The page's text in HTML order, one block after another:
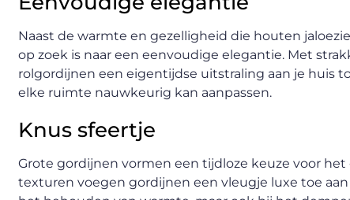
Naast de warmte en gezelligheid die houten
op zoek is naar een eenvoudige elegantie. Met
rolgordijnen een eigentijdse uitstraling aan je huis
elke ruimte nauwkeurig kan aanpassen.
Knus sfeertje
Grote gordijnen vormen een tijdloze keuze voor
texturen voegen gordijnen een vleugje luxe toe